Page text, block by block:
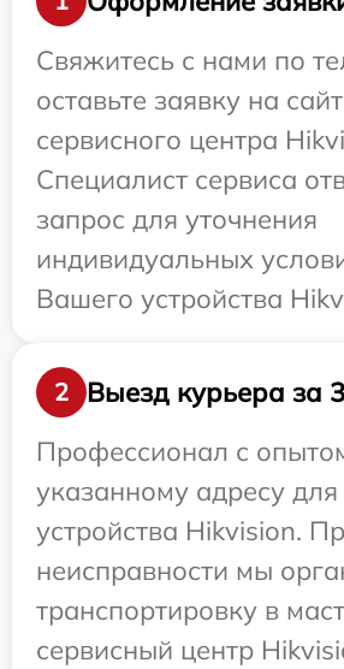
Свяжитесь с нами по
оставьте заявку на
сервисного центра
Специалист сервиса
запрос для уточнения
индивидуальных
Вашего устройства
2
Выезд курьера за
Профессионал с
указанному адресу
устройства Hikvision.
неисправности мы
транспортировку в
сервисный центр